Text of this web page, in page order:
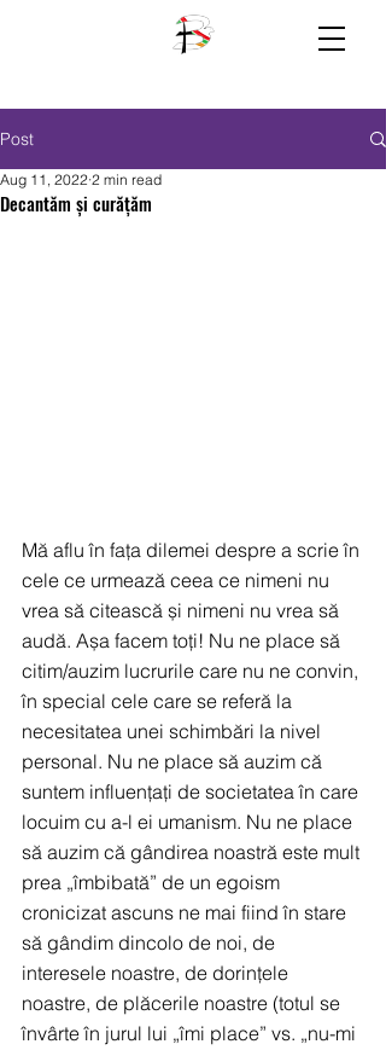
Post
Decantăm și curățăm
Aug 11, 2022 2 min read
Mă aflu în fața dilemei despre a scrie în
cele ce urmează ceea ce nimeni nu
vrea să citească și nimeni nu vrea să
audă. Așa facem toți! Nu ne place să
citim/auzim lucrurile care nu ne convin,
în special cele care se referă la
necesitatea unei schimbări la nivel
personal. Nu ne place să auzim că
suntem influențați de societatea în care
locuim cu a-l ei umanism. Nu ne place
să auzim că gândirea noastră este mult
prea „îmbibată” de un egoism
cronicizat ascuns ne mai fiind în stare
să gândim dincolo de noi, de
interesele noastre, de dorințele
noastre, de plăcerile noastre (totul se
învârte în jurul lui „îmi place” vs. „nu-mi